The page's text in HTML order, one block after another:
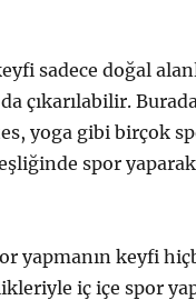
sadece doğal
çıkarılabilir.
yoga gibi birçok
spor
yapmanın keyfi
iç içe spor